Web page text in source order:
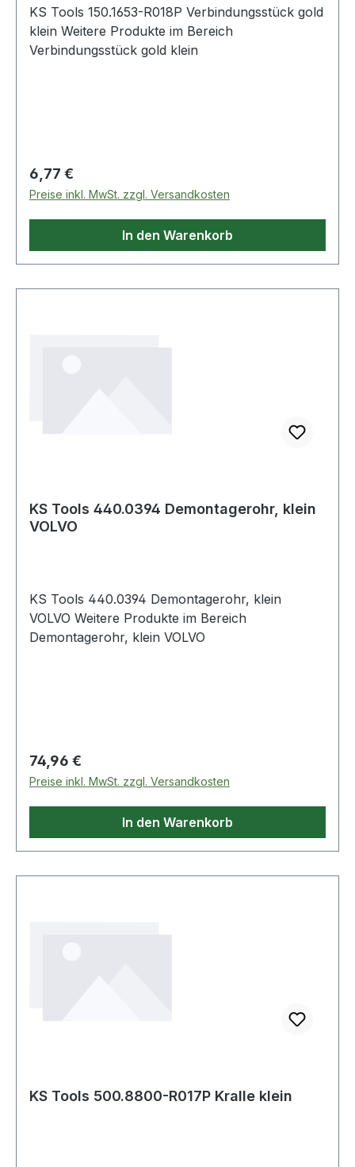
KS Tools 150.1653-R018P Verbindungsstück gold
klein Weitere Produkte im Bereich
Verbindungsstück gold klein
Regulärer Preis:
6,77 €
Preise inkl. MwSt. zzgl. Versandkosten
In den Warenkorb
KS Tools 440.0394 Demontagerohr, klein
VOLVO
KS Tools 440.0394 Demontagerohr, klein
VOLVO Weitere Produkte im Bereich
Demontagerohr, klein VOLVO
Regulärer Preis:
74,96 €
Preise inkl. MwSt. zzgl. Versandkosten
In den Warenkorb
KS Tools 500.8800-R017P Kralle klein